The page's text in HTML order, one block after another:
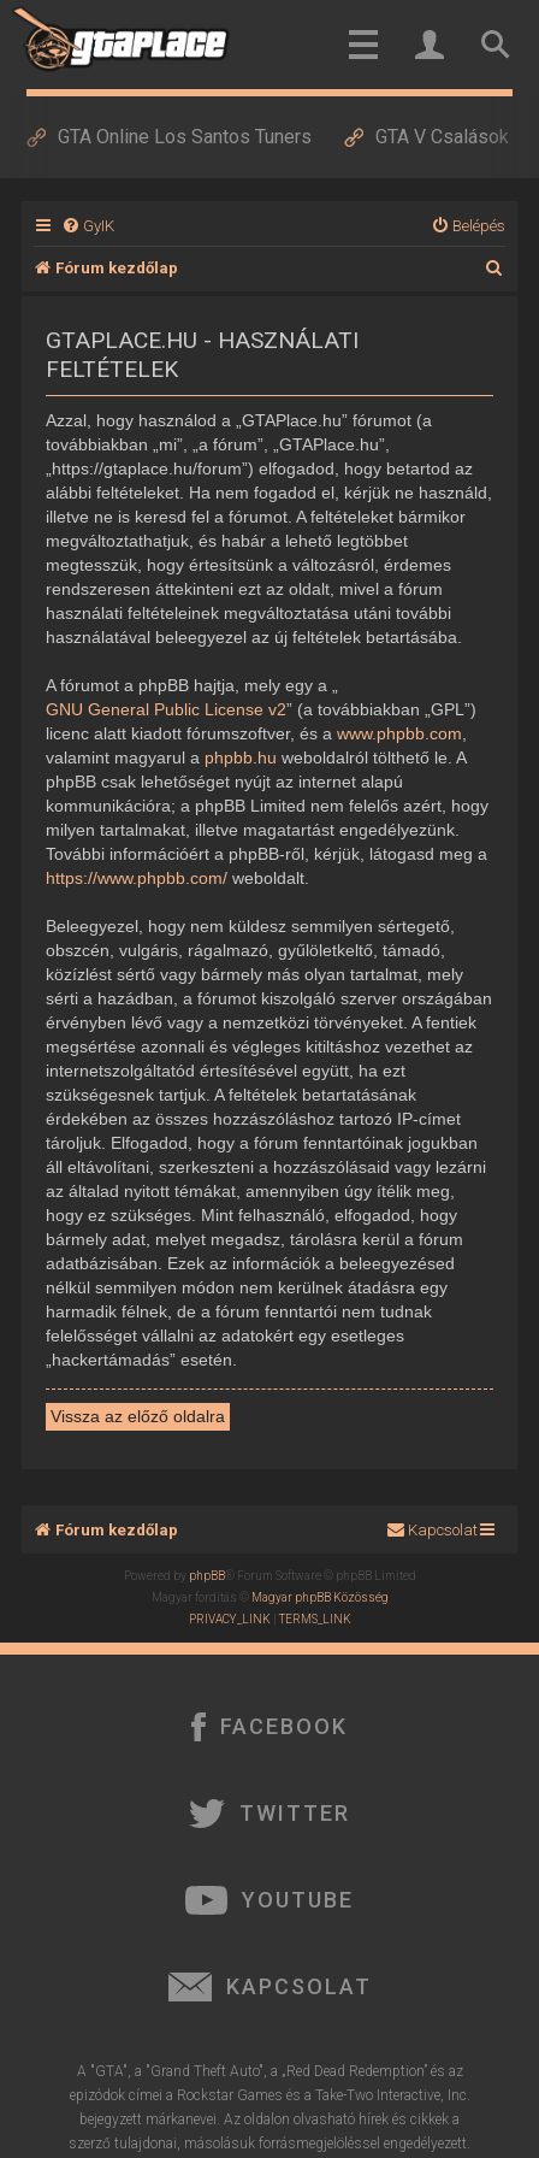
GTA Online Los Santos Tuners GTA V Csalások
GyIK Belépés
Fórum kezdőlap
GTAPLACE.HU - HASZNÁLATI
FELTÉTELEK
Azzal, hogy használod a „GTAPlace.hu” fórumot (a
továbbiakban „mi”, „a fórum”, „GTAPlace.hu”,
„https://gtaplace.hu/forum”) elfogadod, hogy betartod az
alábbi feltételeket. Ha nem fogadod el, kérjük ne használd,
illetve ne is keresd fel a fórumot. A feltételeket bármikor
megváltoztathatjuk, és habár a lehető legtöbbet
megtesszük, hogy értesítsünk a változásról, érdemes
rendszeresen áttekinteni ezt az oldalt, mivel a fórum
használati feltételeinek megváltoztatása utáni további
használatával beleegyezel az új feltételek betartásába.
A fórumot a phpBB hajtja, mely egy a „
GNU General Public License v2” (a továbbiakban „GPL”)
licenc alatt kiadott fórumszoftver, és a www.phpbb.com
valamint magyarul a phpbb.hu weboldalról tölthető le. A
phpBB csak lehetőséget nyújt az internet alapú
kommunikációra; a phpBB Limited nem felelős azért, hogy
milyen tartalmakat, illetve magatartást engedélyezünk.
További információért a phpBB-ről, kérjük, látogasd meg a
https://www.phpbb.com/weboldalt.
Beleegyezel, hogy nem küldesz semmilyen sértegető,
obszcén, vulgáris, rágalmazó, gyűlöletkeltő, támadó,
közízlést sértő vagy bármely más olyan tartalmat, mely
sérti a hazádban, a fórumot kiszolgáló szerver országában
érvényben lévő vagy a nemzetközi törvényeket. A fentiek
megsértése azonnali és végleges kitiltáshoz vezethet az
internetszolgáltatód értesítésével együtt, ha ezt
szükségesnek tartjuk. A feltételek betartatásának
érdekében az összes hozzászóláshoz tartozó IP-címet
tároljuk. Elfogadod, hogy a fórum fenntartóinak jogukban
áll eltávolítani, szerkeszteni a hozzászólásaid vagy lezárni
az általad nyitott témákat, amennyiben úgy ítélik meg,
hogy ez szükséges. Mint felhasználó, elfogadod, hogy
bármely adat, melyet megadsz, tárolásra kerül a fórum
adatbázisában. Ezek az információk a beleegyezésed
nélkül semmilyen módon nem kerülnek átadásra egy
harmadik félnek, de a fórum fenntartói nem tudnak
felelősséget vállalni az adatokért egy esetleges
„hackertámadás” esetén.
Vissza az előző oldalra
Fórum kezdőlap Kapcsolat
Powered by phpBB® Forum Software © phpBB Limited
Magyar fordítás © Magyar phpBB Közösség
PRIVACY_LINK |TERMS_LINK
FACEBOOK
TWITTER
YOUTUBE
KAPCSOLAT
A "GTA", a "Grand Theft Auto", a „Red Dead Redemption” és az
epizódok címei a Rockstar Games és a Take-Two Interactive, Inc.
bejegyzett márkanevei. Az oldalon olvasható hírek és cikkek a
szerző tulajdonai, másolásuk forrásmegjelöléssel engedélyezett.